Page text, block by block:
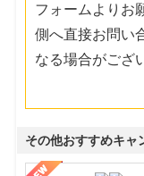
フォームよりお
側へ直接お問い
なる場合がござ
その他おすすめキャ